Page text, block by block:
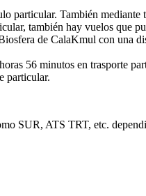
También
también hay vuelos que
de CalaKmul con una
56 minutos en trasporte
particular.
SUR, ATS TRT, etc.